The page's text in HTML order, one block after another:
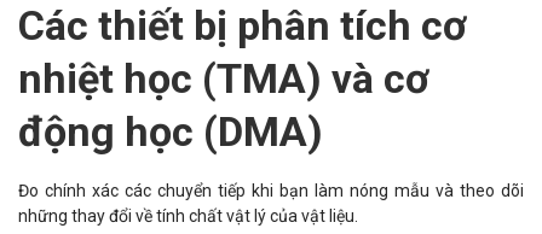
Các thiết bị phân tích cơ
nhiệt học (TMA) và cơ
động học (DMA)
Đo chính xác các chuyển tiếp khi bạn làm nóng mẫu và theo dõi
những thay đổi về tính chất vật lý của vật liệu.